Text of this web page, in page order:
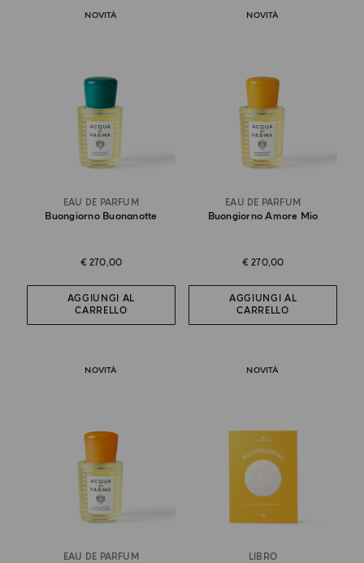
NOVITÀ
EAU DE PARFUM
Buongiorno Buonanotte
€ 270,00
AGGIUNGI AL
CARRELLO
NOVITÀ
EAU DE PARFUM
Buongiorno Amore Mio
€ 270,00
AGGIUNGI AL
CARRELLO
NOVITÀ
EAU DE PARFUM
NOVITÀ
LIBRO